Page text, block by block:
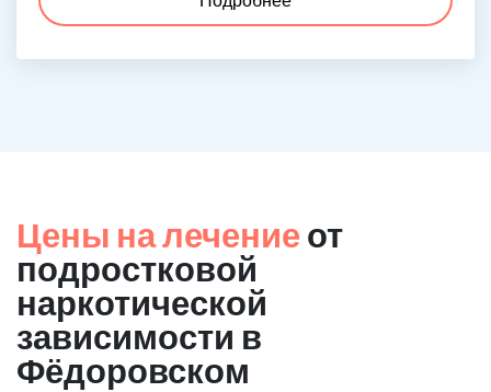
Цены на лечение от
подростковой
наркотической
зависимости в
Фёдоровском